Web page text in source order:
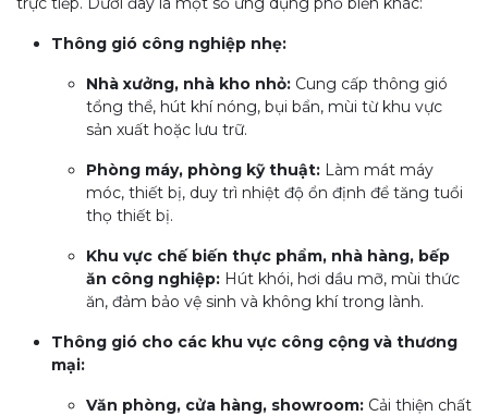
Thông gió công nghiệp nhẹ:
Nhà xưởng, nhà kho nhỏ: Cung cấp thông gió
tổng thể, hút khí nóng, bụi bẩn, mùi từ khu vực
sản xuất hoặc lưu trữ.
Phòng máy, phòng kỹ thuật: Làm mát máy
móc, thiết bị, duy trì nhiệt độ ổn định để tăng tuổi
thọ thiết bị.
Khu vực chế biến thực phẩm, nhà hàng, bếp
ăn công nghiệp: Hút khói, hơi dầu mỡ, mùi thức
ăn, đảm bảo vệ sinh và không khí trong lành.
Thông gió cho các khu vực công cộng và thương
mại:
Văn phòng, cửa hàng, showroom: Cải thiện chất